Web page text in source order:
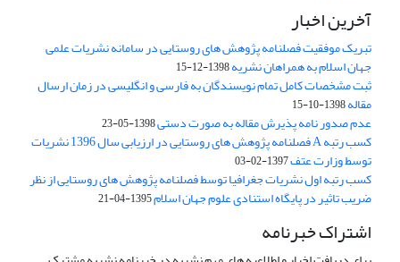
آخرین اخبار
تبریک موفقیت فصلنامه پژوهش های روستایی در سامانه نشریات علمی
جهان اسلام به همراهان نشریه1398-12-15
ثبت مشخصات کامل تمام نویسندگان به فارسی و انگلیسی در زمان ارسال
مقاله1398-10-15
عدم صدور نامه پذیرش مقاله به صورت دستی1398-05-23
کسب رتبه A فصلنامه پژوهش های روستایی در ارزیابی سال 1396 نشریات
توسط وزارت عتف1397-02-03
کسب رتبه اول نشریات جغرافیا توسط فصلنامه پژوهش های روستایی از نظر
ضریب تاثیر در پایگاه استنادی علوم جهان اسلام1395-04-21
اشتراک خبرنامه